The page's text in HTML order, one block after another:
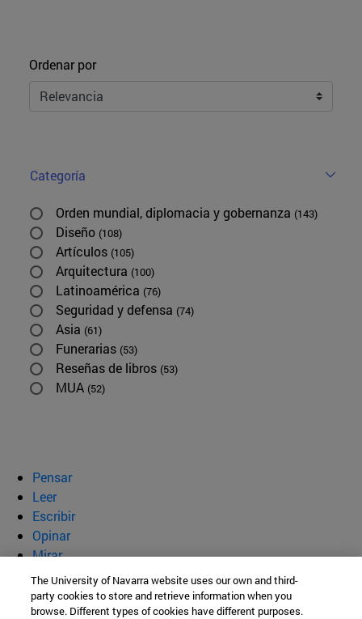
Ordenar
Ordenar por
Categoría
Orden mundial, diplomacia y gobernanza (143)
Diseño (108)
Artículos (105)
Arquitectura (100)
Latinoamérica (76)
Seguridad y defensa (74)
Asia (61)
Funerarias (53)
Reseñas de libros (53)
MUA (52)
Pensar
Leer
Escribir
Opinar
Mirar
Quiénes somos
BeBrave
The University of Navarra website uses our own and third-
party cookies to store and retrieve information when you
browse. Different types of cookies have different purposes.